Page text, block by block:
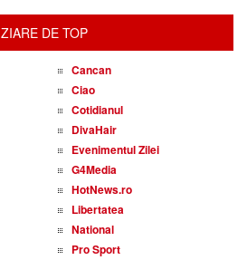
ZIARE DE TOP
Cancan
Ciao
Cotidianul
DivaHair
Evenimentul Zilei
G4Media
HotNews.ro
Libertatea
National
Pro Sport